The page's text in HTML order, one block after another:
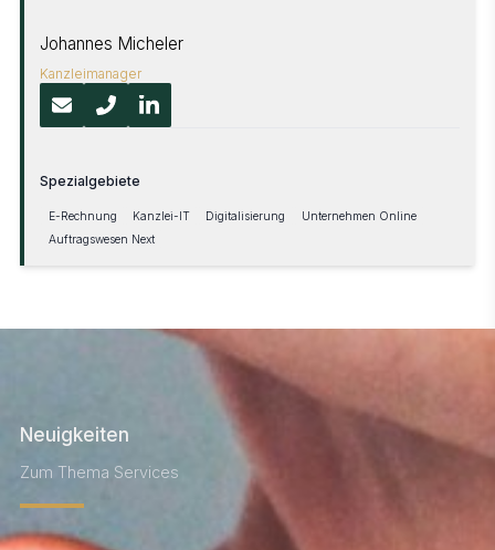
Johannes Micheler
Kanzleimanager
(öffnet in neuem Tab)
Spezialgebiete
E-Rechnung Kanzlei-IT Digitalisierung
Unternehmen Online
Auftragswesen Next
Neuigkeiten
Zum Thema Services